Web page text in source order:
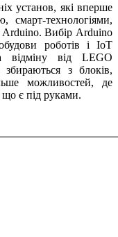
установ, які вперше
смарт-технологіями,
Arduino. Вибір Arduino
роботів і ІоТ
відміну від LEGO
з блоків,
можливостей, де
є під руками.